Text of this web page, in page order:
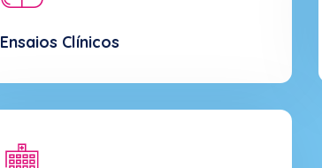
Ensaios Clínicos